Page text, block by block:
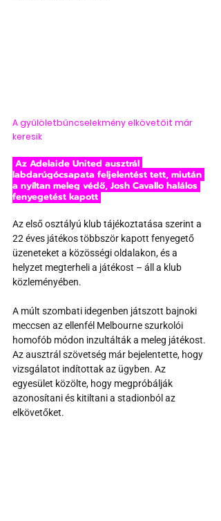
A gyűlöletbűncselekmény elkövetőit már
keresik
labdarúgócsapata feljelentést tett, miután
a nyíltan meleg védő, Josh Cavallo halálos
fenyegetést kapott
Az első osztályú klub tájékoztatása szerint a
22 éves játékos többször kapott fenyegető
üzeneteket a közösségi oldalakon, és a
helyzet megterheli a játékost – áll a klub
közleményében.
A múlt szombati idegenben játszott bajnoki
meccsen az ellenfél Melbourne szurkolói
homofób módon inzultálták a meleg játékost.
Az ausztrál szövetség már bejelentette, hogy
vizsgálatot indítottak az ügyben. Az
egyesület közölte, hogy megpróbálják
azonosítani és kitiltani a stadionból az
elkövetőket.